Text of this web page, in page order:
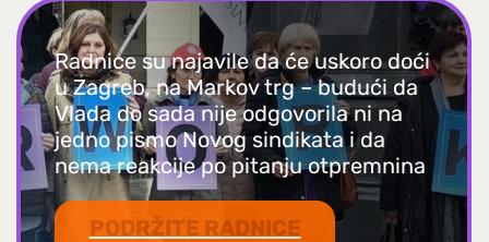
Radnice su najavile da će uskoro doći
u Zagreb, na Markov trg – budući da
Vlada do sada nije odgovorila ni na
jedno pismo Novog sindikata i da
nema reakcije po pitanju otpremnina
PODRŽITE RADNICE